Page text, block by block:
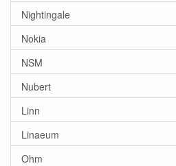
Nightingale
Nokia
NSM
Nubert
Linn
Linaeum
Ohm